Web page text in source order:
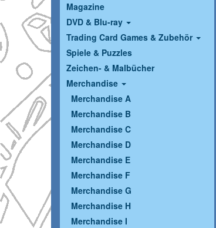
Magazine
DVD & Blu-ray
Trading Card Games & Zubehör
Spiele & Puzzles
Zeichen- & Malbücher
Merchandise
Merchandise A
Merchandise B
Merchandise C
Merchandise D
Merchandise E
Merchandise F
Merchandise G
Merchandise H
Merchandise I